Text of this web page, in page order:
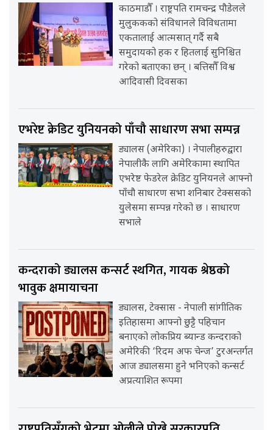
काठमाडौँ । राष्ट्रपति रामचन्द्र पौडेलले
मुलुककको संविधानले विविधतामा
एकतालाई आत्मसात् गर्दै सबै
समुदायको हक र हितलाई सुनिश्चित
गरेको बताएका छन् । बत्तिसौँ विश्व
आदिवासी दिवसका
एभरेष्ट क्रेडिट युनियनको पाँचौ साधारण सभा सम्पन्न
ड्यालस (अमेरिका) । नेपालीहरुद्वारा
नेपालीकै लागि अमेरिकामा स्थापित
एभरेष्ट फेडरेल क्रेडिट युनियनले आफ्नो
पाँचौ साधारण सभा शनिबार टेक्ससको
युलेसमा सम्पन्न गरेको छ । साधारण
सभाले
कन्दराको ड्यालस कन्सर्ट स्थगित, गायक श्रेष्ठको
भावुक क्षमायाचना
ड्यालस, टेक्सास - नेपाली सांगीतिक
इतिहासमा आफ्नो छुट्टै पहिचान
बनाएको लोकप्रिय ब्यान्ड कन्दराको
अमेरिकी ‘रिदम अफ चेन्ज’ टुरअन्तर्गत
आज ड्यालसमा हुने भनिएको कन्सर्ट
अप्रत्याशित रूपमा